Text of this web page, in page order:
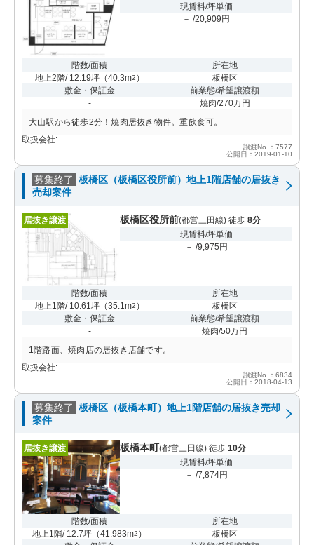
現賃料/坪単価
－ /20,909円
階数/面積
地上2階/ 12.19坪（40.3m2 ）
所在地
板橋区
敷金・保証金
-
前業態/希望譲渡額
焼肉/270万円
大山駅から徒歩2分！焼肉居抜き物件。重飲食可。
取扱会社: －
譲渡No.：7577
公開日：2019-01-10
募集終了 板橋区（板橋区役所前）地上1階店舗の居抜き
売却案件
居抜き譲渡 板橋区役所前(都営三田線) 徒歩 8分
現賃料/坪単価
－ /9,975円
階数/面積
地上1階/ 10.61坪（35.1m2 ）
所在地
板橋区
敷金・保証金
-
前業態/希望譲渡額
焼肉/50万円
1階路面、焼肉店の居抜き店舗です。
取扱会社: －
譲渡No.：6834
公開日：2018-04-13
募集終了 板橋区（板橋本町）地上1階店舗の居抜き売却
案件
居抜き譲渡 板橋本町(都営三田線) 徒歩 10分
現賃料/坪単価
－ /7,874円
階数/面積
地上1階/ 12.7坪 （41.983m2 ）
所在地
板橋区